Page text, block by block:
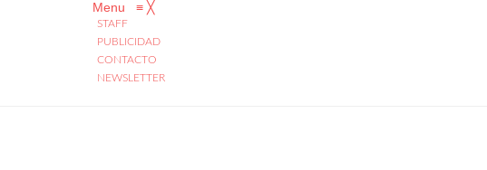
Menu ≡ ╳
STAFF
PUBLICIDAD
CONTACTO
NEWSLETTER